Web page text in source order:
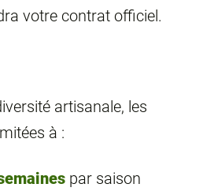
votre contrat officiel.
artisanale, les
à :
par saison